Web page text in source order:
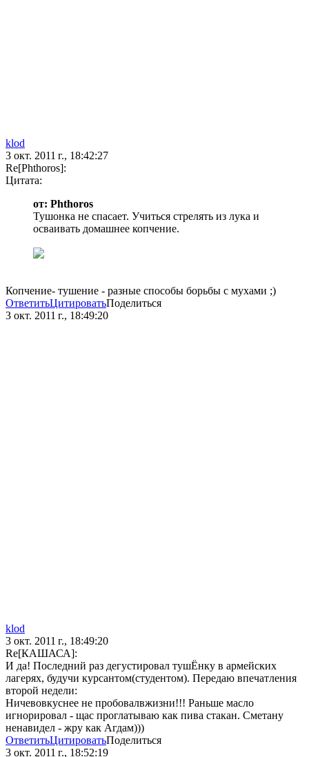
klod
3 окт. 2011 г., 18:42:27
Re[Phthoros]:
Цитата:
от: Phthoros
Тушонка не спасает. Учиться стрелять из лука и
осваивать домашнее копчение.
Копчение- тушение - разные способы борьбы с мухами ;)
ОтветитьЦитироватьПоделиться
3 окт. 2011 г., 18:49:20
klod
3 окт. 2011 г., 18:49:20
Re[КАШАСА]:
И да! Последний раз дегустировал тушЁнку в армейских
лагерях, будучи курсантом(студентом). Передаю впечатления
второй недели:
Ничевовкуснее не пробовалвжизни!!! Раньше масло
игнорировал - щас проглатываю как пива стакан. Сметану
ненавидел - жру как Агдам)))
ОтветитьЦитироватьПоделиться
3 окт. 2011 г., 18:52:19